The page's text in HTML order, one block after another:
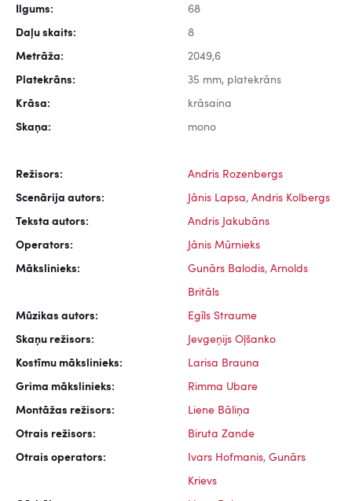
Ilgums: 68
Daļu skaits: 8
Metrāža: 2049,6
Platekrāns: 35 mm, platekrāns
Krāsa: krāsaina
Skaņa: mono
Režisors: Andris Rozenbergs
Scenārija autors: Jānis Lapsa, Andris Kolbergs
Teksta autors: Andris Jakubāns
Operators: Jānis Mūrnieks
Mākslinieks: Gunārs Balodis, Arnolds
Britāls
Mūzikas autors: Egīls Straume
Skaņu režisors: Jevgeņijs Oļšanko
Kostīmu mākslinieks: Larisa Brauna
Grima mākslinieks: Rimma Ubare
Montāžas režisors: Liene Bāliņa
Otrais režisors: Biruta Zande
Otrais operators: Ivars Hofmanis, Gunārs
Krievs